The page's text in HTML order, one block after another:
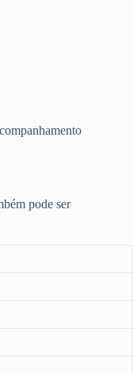
pode ser